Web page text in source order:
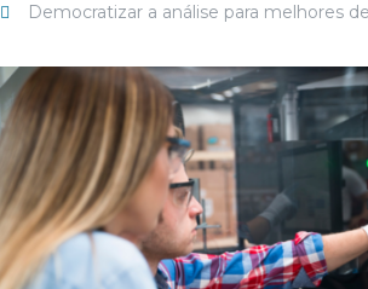
Democratizar a análise para melhores